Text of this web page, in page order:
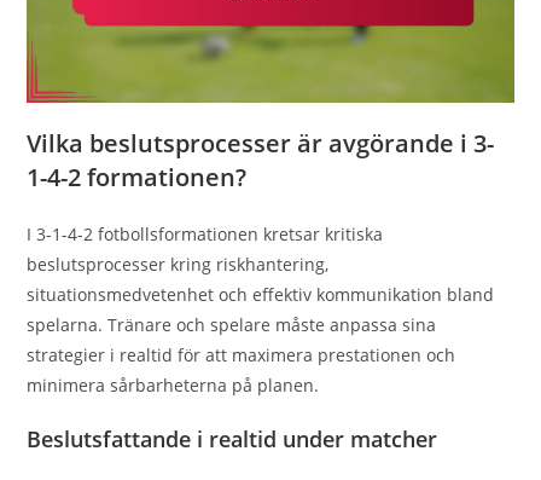
Vilka beslutsprocesser är avgörande i 3-
1-4-2 formationen?
I 3-1-4-2 fotbollsformationen kretsar kritiska
beslutsprocesser kring riskhantering,
situationsmedvetenhet och effektiv kommunikation bland
spelarna. Tränare och spelare måste anpassa sina
strategier i realtid för att maximera prestationen och
minimera sårbarheterna på planen.
Beslutsfattande i realtid under matcher